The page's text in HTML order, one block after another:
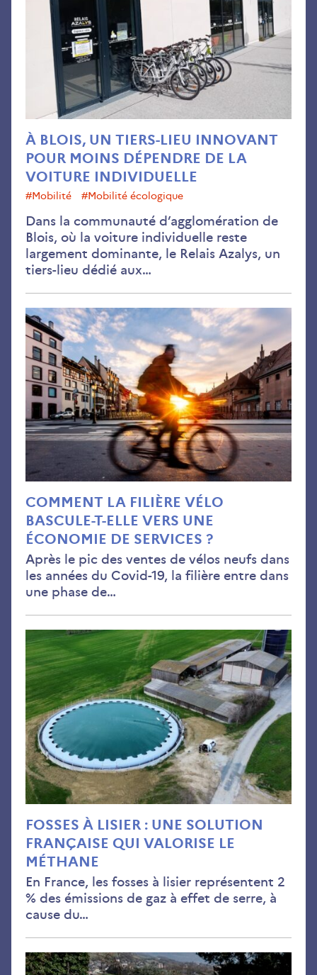
À BLOIS, UN TIERS-LIEU INNOVANT
POUR MOINS DÉPENDRE DE LA
VOITURE INDIVIDUELLE
#Mobilité #mobilité écologique
Dans la communauté d’agglomération de
Blois, où la voiture individuelle reste
largement dominante, le Relais Azalys, un
tiers-lieu dédié aux…
lieu
de
COMMENT LA FILIÈRE VÉLO
BASCULE-T-ELLE VERS UNE
ÉCONOMIE DE SERVICES ?
Après le pic des ventes de vélos neufs dans
les années du Covid-19, la filière entre dans
une phase de…
la
t-
elle
FOSSES À LISIER : UNE SOLUTION
FRANÇAISE QUI VALORISE LE
MÉTHANE
En France, les fosses à lisier représentent 2
% des émissions de gaz à effet de serre, à
cause du…
à
:
une
qui
le